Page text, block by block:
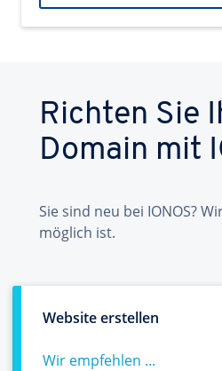
Richten Sie
Domain mit
Sie sind neu bei IONOS?
möglich ist.
Website erstellen
Wir empfehlen ...